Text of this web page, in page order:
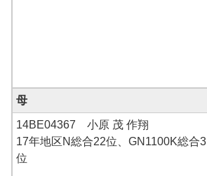
母
14BE04367 小原 茂 作翔
17年地区N総合22位、GN1100K総合3
位